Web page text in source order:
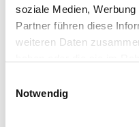
soziale Medien,
Partner führen diese
weiteren Daten
Notwendig
Teilnahme an
Kooperation mit der